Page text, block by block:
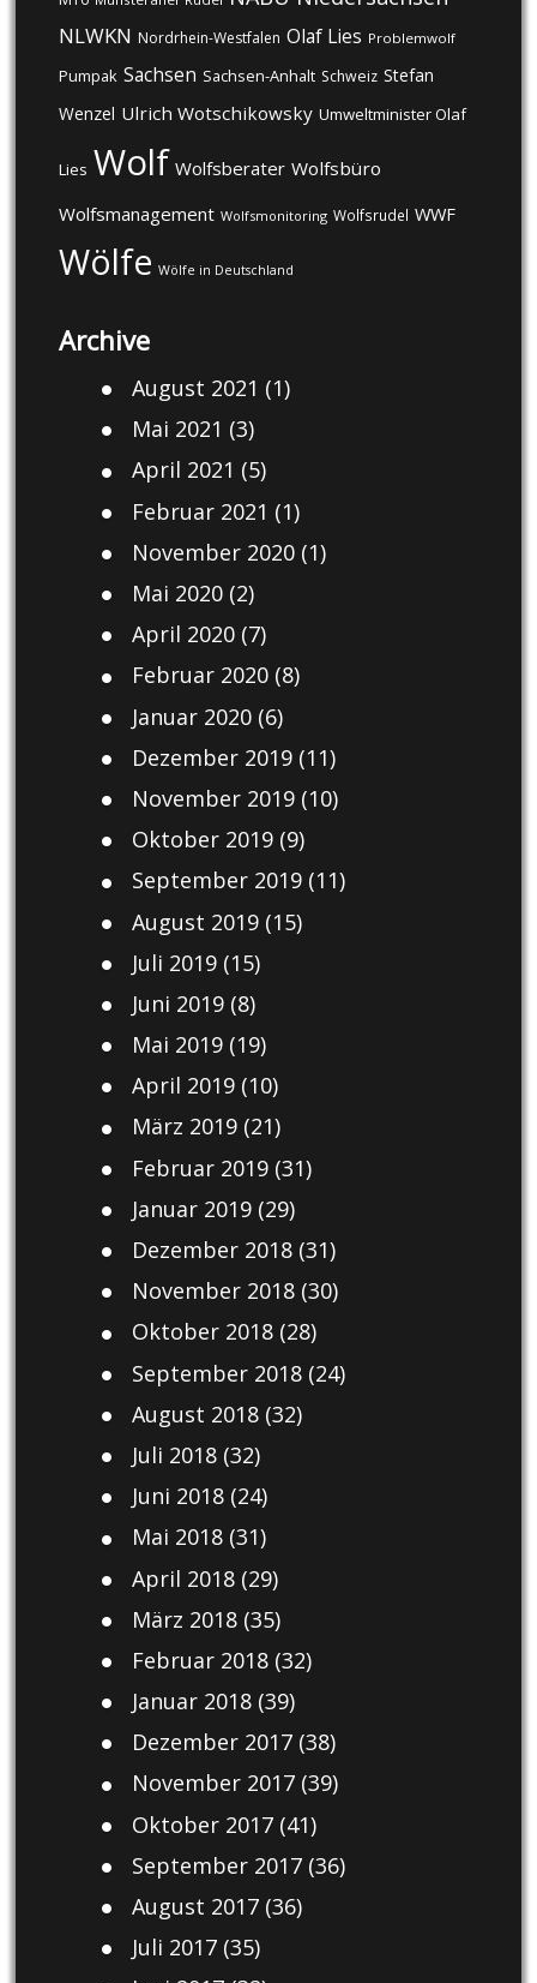
NLWKN Nordrhein-Westfalen Olaf Lies Problemwolf
Pumpak Sachsen Sachsen-Anhalt Schweiz Stefan
Wenzel Ulrich Wotschikowsky Umweltminister Olaf
Lies Wolf Wolfsberater Wolfsbüro
Wolfsmanagement Wolfsmonitoring Wolfsrudel WWF
Wölfe Wölfe in Deutschland
Archive
August 2021 (1)
Mai 2021 (3)
April 2021 (5)
Februar 2021 (1)
November 2020(1)
Mai 2020(2)
April 2020(7)
Februar 2020(8)
Januar 2020(6)
Dezember 2019(11)
November 2019(10)
Oktober 2019(9)
September 2019(11)
August 2019(15)
Juli 2019(15)
Juni 2019(8)
Mai 2019(19)
April 2019(10)
März 2019(21)
Februar 2019(31)
Januar 2019(29)
Dezember 2018(31)
November 2018(30)
Oktober 2018(28)
September 2018(24)
August 2018(32)
Juli 2018(32)
Juni 2018(24)
Mai 2018(31)
April 2018(29)
März 2018(35)
Februar 2018(32)
Januar 2018(39)
Dezember 2017(38)
November 2017(39)
Oktober 2017(41)
September 2017(36)
August 2017(36)
Juli 2017(35)